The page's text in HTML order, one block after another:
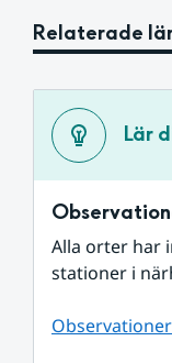
Relaterade
Lär
Alla orter har
stationer i